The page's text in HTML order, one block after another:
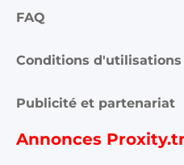
FAQ
Conditions d'utilisations
Publicité et partenariat
Annonces